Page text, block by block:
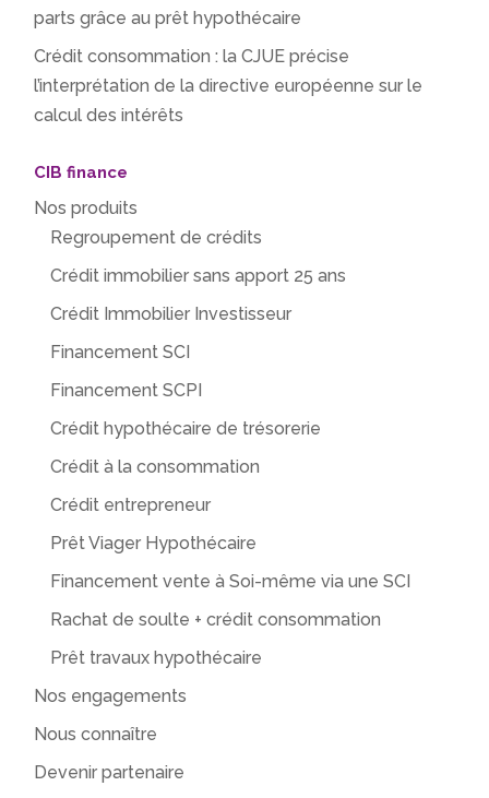
parts grâce au prêt hypothécaire
Crédit consommation : la CJUE précise
l’interprétation de la directive européenne sur le
calcul des intérêts
CIB finance
Nos produits
Regroupement de crédits
Crédit immobilier sans apport 25 ans
Crédit Immobilier Investisseur
Financement SCI
Financement SCPI
Crédit hypothécaire de trésorerie
Crédit à la consommation
Crédit entrepreneur
Prêt Viager Hypothécaire
Financement vente à Soi-même via une SCI
Rachat de soulte + crédit consommation
Prêt travaux hypothécaire
Nos engagements
Nous connaître
Devenir partenaire